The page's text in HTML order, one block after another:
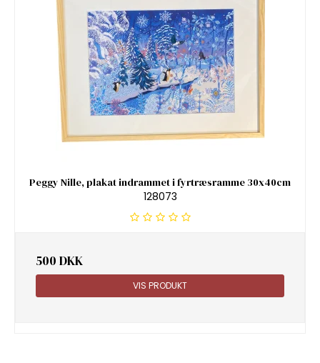
Peggy Nille, plakat indrammet i fyrtræsramme 30x40cm
128073
500 DKK
VIS PRODUKT